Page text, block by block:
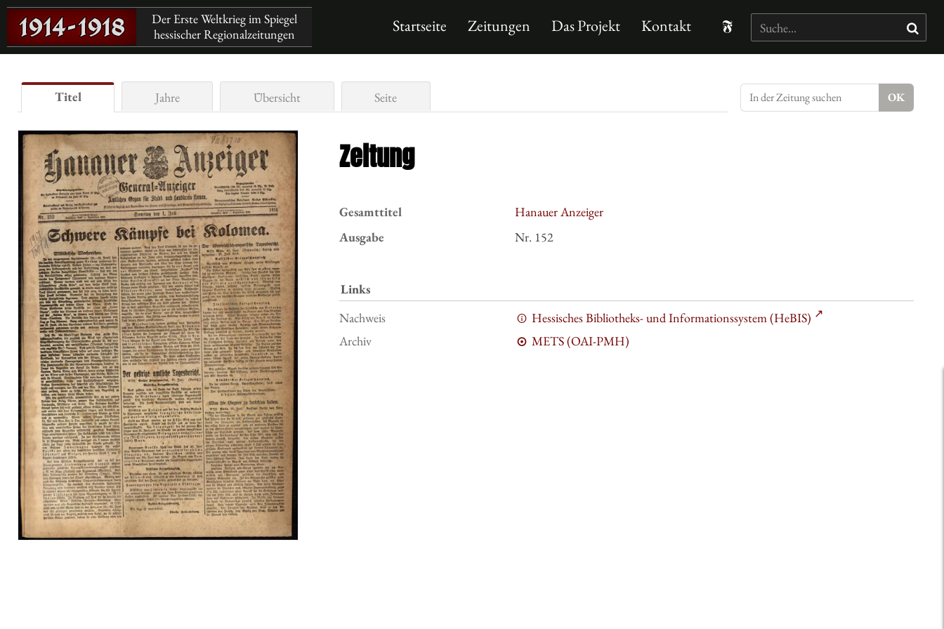
Der Erste Weltkrieg im Spiegel
hessischer Regionalzeitungen
Startseite Zeitungen Das Projekt Kontakt
Titel Jahre Übersicht Seite
Zeitung
Gesamttitel
Hanauer Anzeiger
Ausgabe
Nr. 152
Links
Nachweis
Hessisches Bibliotheks- und Informationssystem (HeBIS)
Archiv
METS (OAI-PMH)